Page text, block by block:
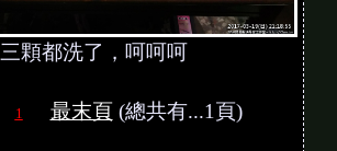
三顆都洗了，呵呵呵
1 最末頁(總共有...1頁)